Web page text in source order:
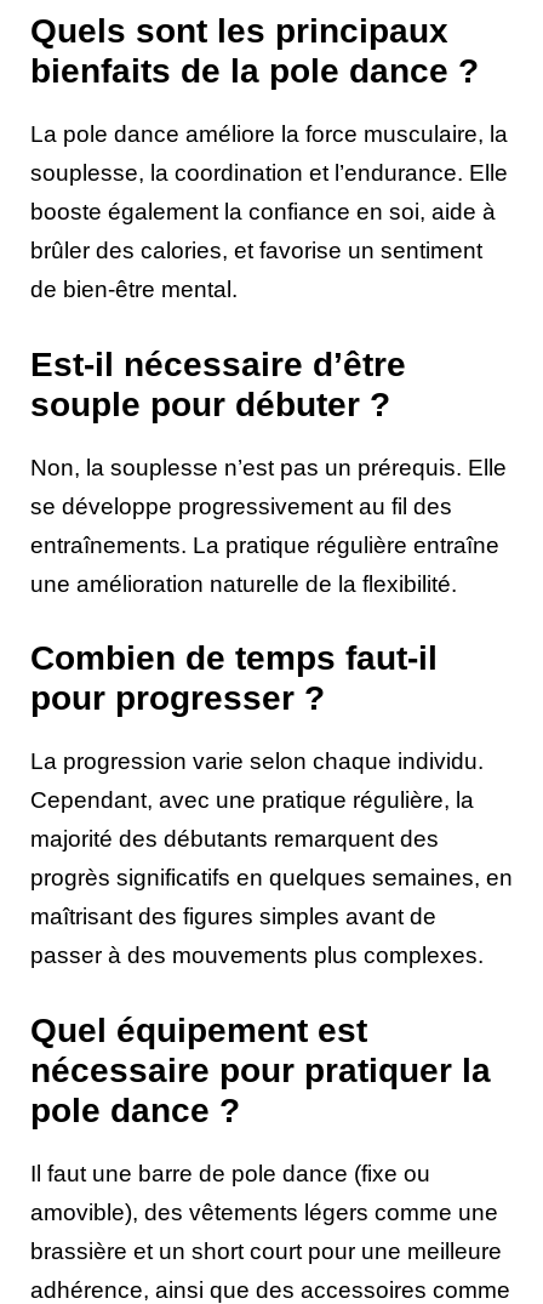
Quels sont les principaux
bienfaits de la pole dance ?
La pole dance améliore la force musculaire, la
souplesse, la coordination et l’endurance. Elle
booste également la confiance en soi, aide à
brûler des calories, et favorise un sentiment
de bien-être mental.
Est-il nécessaire d’être
souple pour débuter ?
Non, la souplesse n’est pas un prérequis. Elle
se développe progressivement au fil des
entraînements. La pratique régulière entraîne
une amélioration naturelle de la flexibilité.
Combien de temps faut-il
pour progresser ?
La progression varie selon chaque individu.
Cependant, avec une pratique régulière, la
majorité des débutants remarquent des
progrès significatifs en quelques semaines, en
maîtrisant des figures simples avant de
passer à des mouvements plus complexes.
Quel équipement est
nécessaire pour pratiquer la
pole dance ?
Il faut une barre de pole dance (fixe ou
amovible), des vêtements légers comme une
brassière et un short court pour une meilleure
adhérence, ainsi que des accessoires comme